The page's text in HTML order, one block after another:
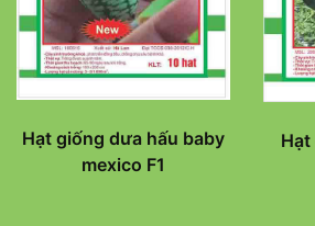
Hạt giống dưa hấu baby
mexico F1